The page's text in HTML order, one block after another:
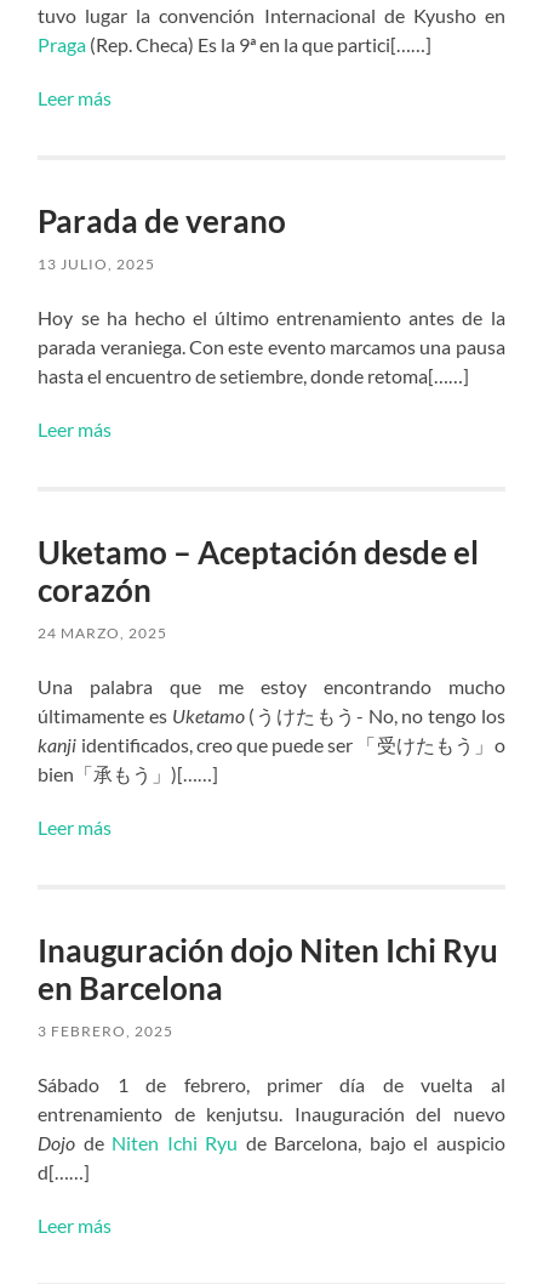
tuvo lugar la convención Internacional de Kyusho en
Praga (Rep. Checa) Es la 9ª en la que partici[……]
Leer más
Parada de verano
13 JULIO, 2025
Hoy se ha hecho el último entrenamiento antes de la
parada veraniega. Con este evento marcamos una pausa
hasta el encuentro de setiembre, donde retoma[……]
Leer más
Uketamo – Aceptación desde el
corazón
24 MARZO, 2025
Una palabra que me estoy encontrando mucho
últimamente es Uketamo(うけたもう- No, no tengo los
kanji identificados, creo que puede ser 「受けたもう」o
bien「承もう」)[……]
Leer más
Inauguración dojo Niten Ichi Ryu
en Barcelona
3 FEBRERO, 2025
Sábado 1 de febrero, primer día de vuelta al
entrenamiento de kenjutsu. Inauguración del nuevo
Dojo de Niten Ichi Ryu de Barcelona, bajo el auspicio
d[……]
Leer más